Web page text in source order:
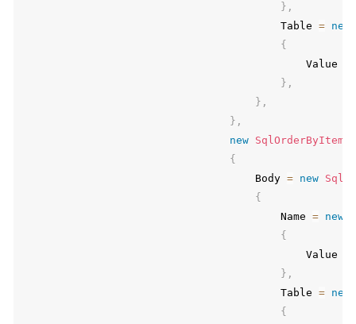
} ,
                                        Table
= new
{
                                            Value
} ,
} ,
} ,
new
{
                                    Body
= new
{
                                        Name
= new
{
                                            Value
} ,
                                        Table
= new
{